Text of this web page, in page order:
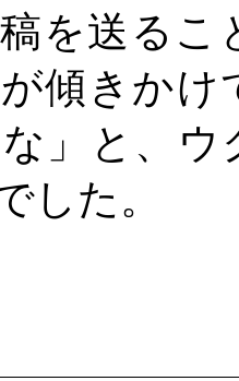
を送る
傾きか
」と、
した。